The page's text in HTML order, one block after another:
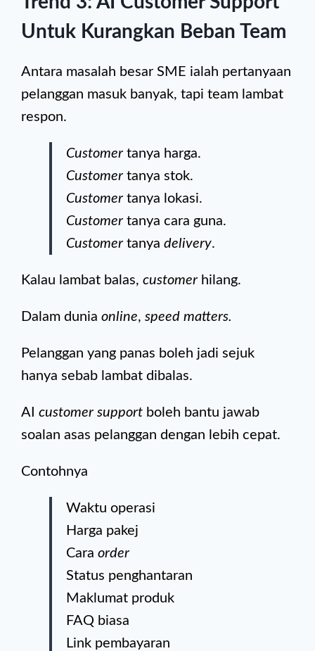
Untuk Kurangkan Beban Team
Antara masalah besar SME ialah pertanyaan
pelanggan masuk banyak, tapi team lambat
respon.
Customer tanya harga.
Customer tanya stok.
Customer tanya lokasi.
Customer tanya cara guna.
Customer tanya delivery.
Kalau lambat balas, customer hilang.
Dalam dunia online, speed matters.
Pelanggan yang panas boleh jadi sejuk
hanya sebab lambat dibalas.
AI customer support boleh bantu jawab
soalan asas pelanggan dengan lebih cepat.
Contohnya
Waktu operasi
Harga pakej
Cara order
Status penghantaran
Maklumat produk
FAQ biasa
Link pembayaran